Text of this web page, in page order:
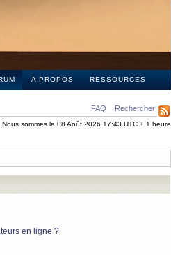
A PROPOS RESSOURCES
FAQ Rechercher
Nous sommes le 08 Août 2026 17:43 UTC + 1 heure
en ligne ?